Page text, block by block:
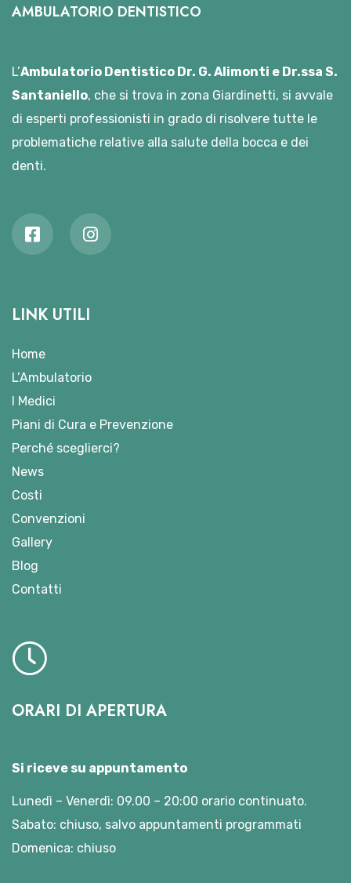
AMBULATORIO DENTISTICO
L’Ambulatorio Dentistico Dr. G. Alimonti e Dr.ssa S.
Santaniello, che si trova in zona Giardinetti, si avvale
di esperti professionisti in grado di risolvere tutte le
problematiche relative alla salute della bocca e dei
denti.
LINK UTILI
Home
L’Ambulatorio
I Medici
Piani di Cura e Prevenzione
Perché sceglierci?
News
Costi
Convenzioni
Gallery
Blog
Contatti
ORARI DI APERTURA
Si riceve su appuntamento
Lunedì – Venerdì: 09.00 – 20:00 orario continuato.
Sabato: chiuso, salvo appuntamenti programmati
Domenica: chiuso